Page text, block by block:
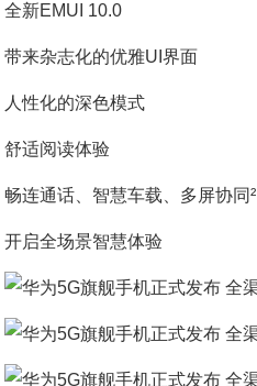
全新EMUI 10.0
带来杂志化的优雅UI界面
人性化的深色模式
舒适阅读体验
畅连通话、智慧车载、多屏协同²
开启全场景智慧体验